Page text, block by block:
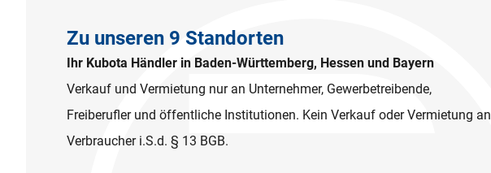
Zu unseren 9 Standorten
Ihr Kubota Händler in Baden-Württemberg, Hessen und Bayern
Verkauf und Vermietung nur an Unternehmer, Gewerbetreibende,
Freiberufler und öffentliche Institutionen. Kein Verkauf oder Vermietung an
Verbraucher i.S.d. § 13 BGB.